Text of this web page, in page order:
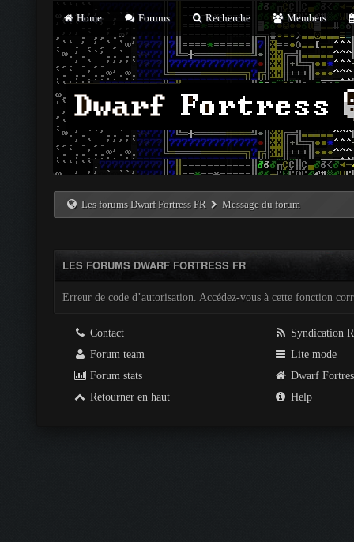
Home Forums Recherche Members
Les forums Dwarf Fortress FR Message du forum
LES FORUMS DWARF FORTRESS FR
Erreur de code d’autorisation. Accédez-vous à cette fonction
Contact
Forum team
Forum stats
Retourner en haut
Syndication
Lite mode
Dwarf
Help